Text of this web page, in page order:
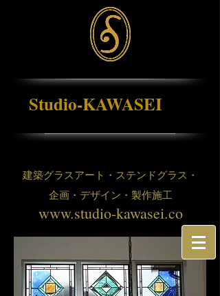
Studio-KAWASEI
建築グラスアート・ステンドグラス・
企画・デザイン・製作施工
www.studio-kawasei.co